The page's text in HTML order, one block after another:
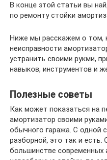
В конце этой статьи вы
по ремонту стойки
Ниже мы расскажем о том,
неисправности
устранить своими рукми,
навыков, инструментов и
Полезные советы
Как может показаться на
амортизатор своими
обычного гаража. С одной
разборной, это так и
большинстве современных